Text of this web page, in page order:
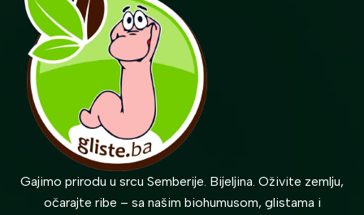
Gajimo prirodu u srcu Semberije. Bijeljina. Oživite zemlju,
očarajte ribe – sa našim biohumusom, glistama i